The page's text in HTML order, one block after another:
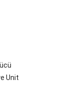
Unit